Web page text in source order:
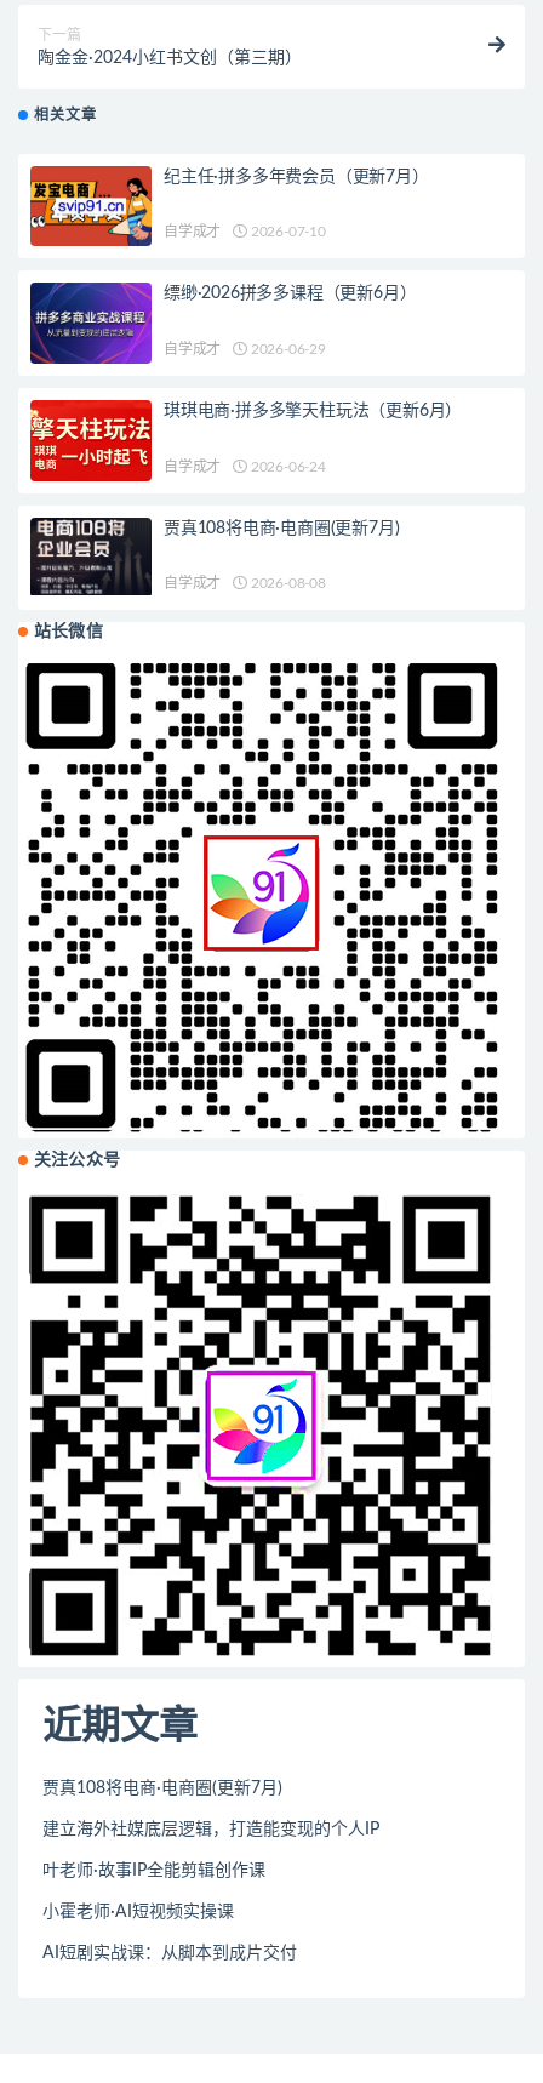
下一篇
陶金金·2024小红书文创（第三期）
相关文章
纪主任·拼多多年费会员（更新7月）
自学成才 2026-07-10
缥缈·2026拼多多课程（更新6月）
自学成才 2026-06-29
琪琪电商·拼多多擎天柱玩法（更新6月）
自学成才 2026-06-24
贾真108将电商·电商圈(更新7月)
自学成才 2026-08-08
站长微信
关注公众号
近期文章
贾真108将电商·电商圈(更新7月)
建立海外社媒底层逻辑，打造能变现的个人IP
叶老师·故事IP全能剪辑创作课
小霍老师·AI短视频实操课
AI短剧实战课：从脚本到成片交付